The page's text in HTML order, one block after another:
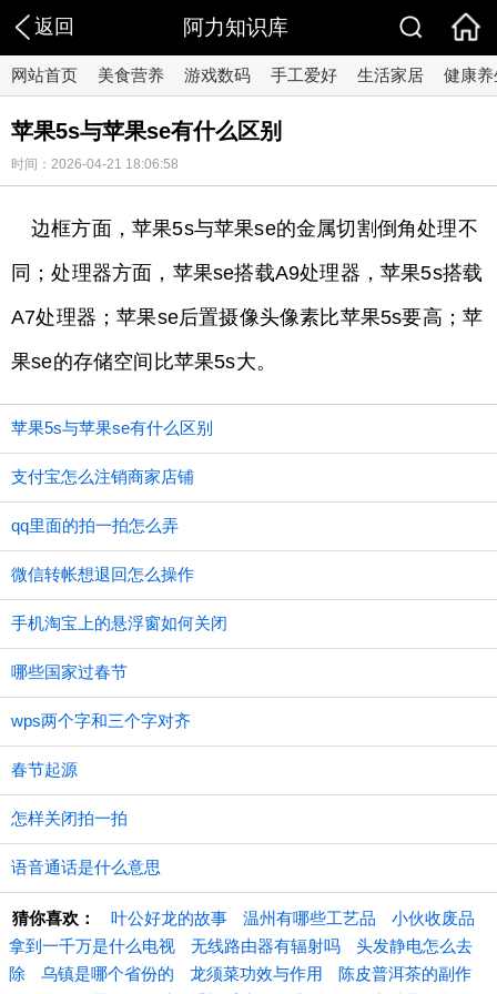
返回 阿力知识库
网站首页 美食营养 游戏数码 手工爱好 生活家居 健康养
苹果5s与苹果se有什么区别
时间：2026-04-21 18:06:58
边框方面，苹果5s与苹果se的金属切割倒角处理不
同；处理器方面，苹果se搭载A9处理器，苹果5s搭载
A7处理器；苹果se后置摄像头像素比苹果5s要高；苹
果se的存储空间比苹果5s大。
苹果5s与苹果se有什么区别
支付宝怎么注销商家店铺
qq里面的拍一拍怎么弄
微信转帐想退回怎么操作
手机淘宝上的悬浮窗如何关闭
哪些国家过春节
wps两个字和三个字对齐
春节起源
怎样关闭拍一拍
语音通话是什么意思
猜你喜欢： 叶公好龙的故事 温州有哪些工艺品
小伙收废品
拿到一千万是什么电视
无线路由器有辐射吗
头发静电怎么去
除
乌镇是哪个省份的 龙须菜功效与作用
陈皮普洱茶的副作